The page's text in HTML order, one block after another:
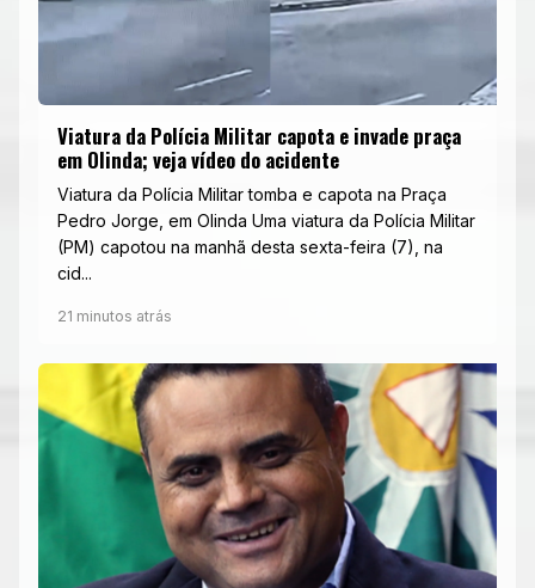
Viatura da Polícia Militar capota e invade praça
em Olinda; veja vídeo do acidente
Viatura da Polícia Militar tomba e capota na Praça
Pedro Jorge, em Olinda Uma viatura da Polícia Militar
(PM) capotou na manhã desta sexta-feira (7), na
cid...
21 minutos atrás